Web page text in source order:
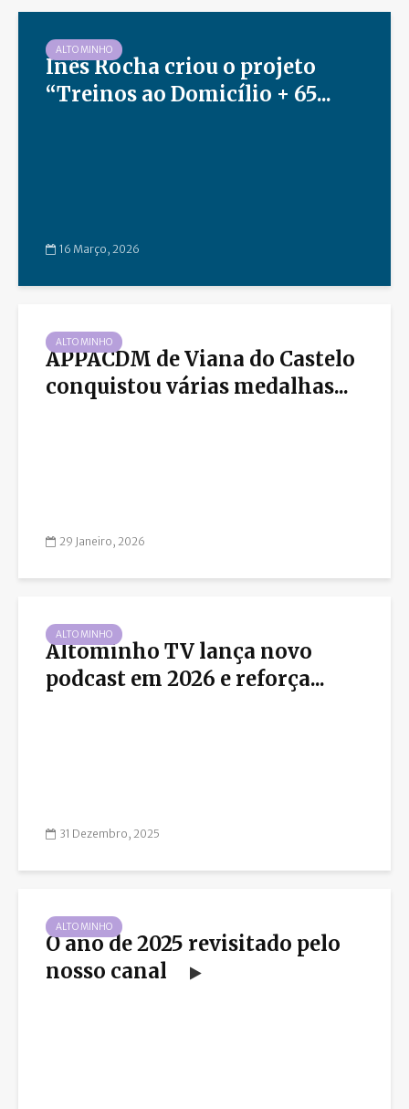
ALTO MINHO
Inês Rocha criou o projeto
“Treinos ao Domicílio + 65...
16 Março, 2026
ALTO MINHO
APPACDM de Viana do Castelo
conquistou várias medalhas...
29 Janeiro, 2026
ALTO MINHO
Altominho TV lança novo
podcast em 2026 e reforça...
31 Dezembro, 2025
ALTO MINHO
O ano de 2025 revisitado pelo
nosso canal